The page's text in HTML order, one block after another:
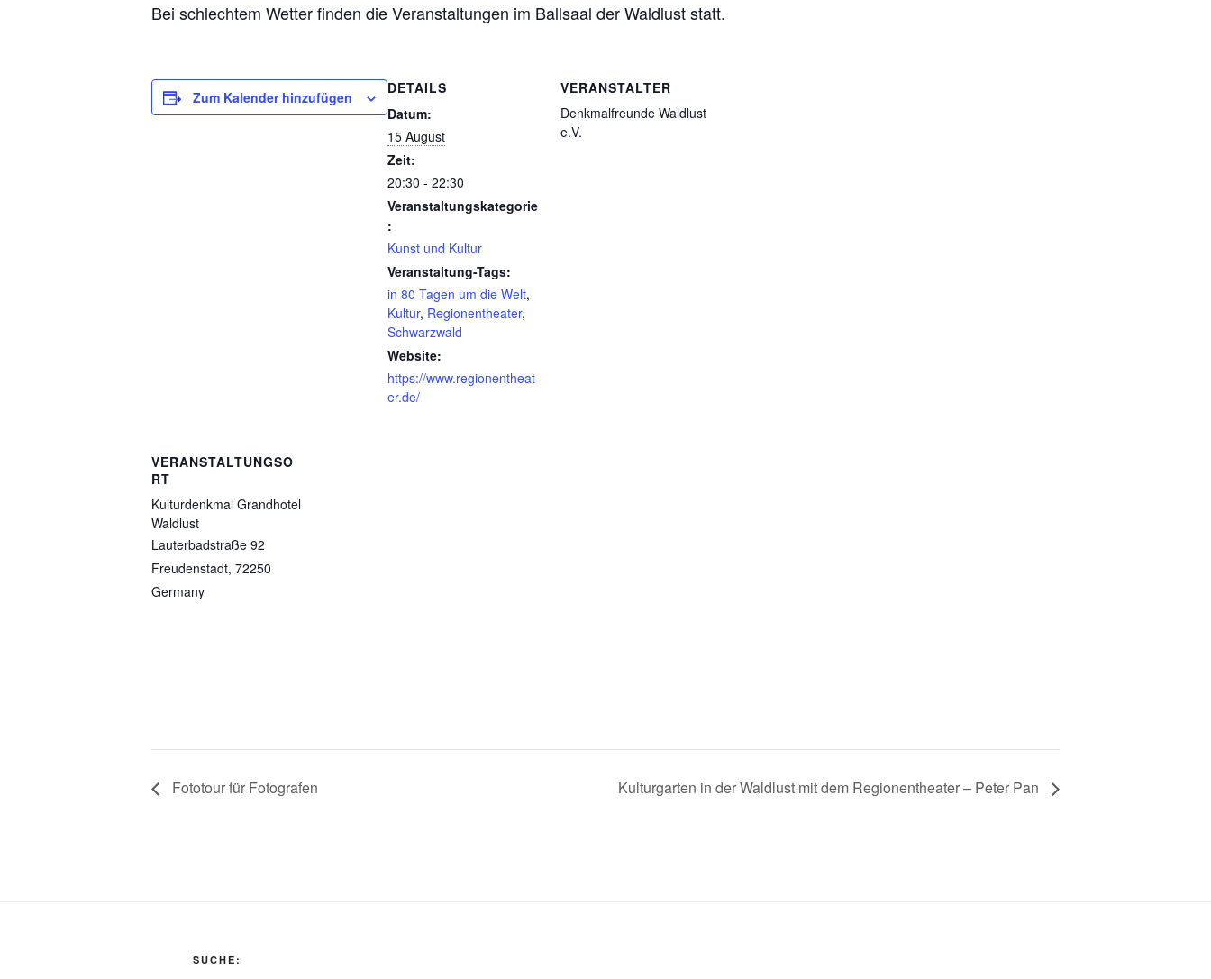
Bei schlechtem Wetter finden die Veranstaltungen im Ballsaal der Waldlust statt.
Zum Kalender hinzufügen
DETAILS
Datum:
15 August
Zeit:
20:30 - 22:30
Veranstaltungskategorie
:
Kunst und Kultur
Veranstaltung-Tags:
in 80 Tagen um die Welt,
Kultur, Regionentheater,
Schwarzwald
Website:
https://www.regionentheat
er.de/
VERANSTALTER
Denkmalfreunde Waldlust
e.V.
VERANSTALTUNGSO
RT
Kulturdenkmal Grandhotel
Waldlust
Lauterbadstraße 92
Freudenstadt, 72250
Germany
Fototour für Fotografen Kulturgarten in der Waldlust mit dem Regionentheater – Peter Pan
SUCHE: